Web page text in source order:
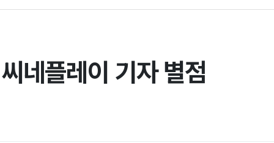
네플레이 기자 별점